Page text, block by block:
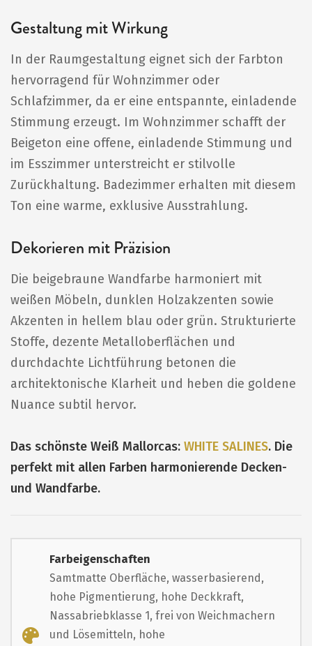
Gestaltung mit Wirkung
In der Raumgestaltung eignet sich der Farbton
hervorragend für Wohnzimmer oder
Schlafzimmer, da er eine entspannte, einladende
Stimmung erzeugt. Im Wohnzimmer schafft der
Beigeton eine offene, einladende Stimmung und
im Esszimmer unterstreicht er stilvolle
Zurückhaltung. Badezimmer erhalten mit diesem
Ton eine warme, exklusive Ausstrahlung.
Dekorieren mit Präzision
Die beigebraune Wandfarbe harmoniert mit
weißen Möbeln, dunklen Holzakzenten sowie
Akzenten in hellem blau oder grün. Strukturierte
Stoffe, dezente Metalloberflächen und
durchdachte Lichtführung betonen die
architektonische Klarheit und heben die goldene
Nuance subtil hervor.
Das schönste Weiß Mallorcas: WHITE SALINES. Die
perfekt mit allen Farben harmonierende Decken-
und Wandfarbe.
Farbeigenschaften
Samtmatte Oberfläche, wasserbasierend,
hohe Pigmentierung, hohe Deckkraft,
Nassabriebklasse 1, frei von Weichmachern
und Lösemitteln, hohe